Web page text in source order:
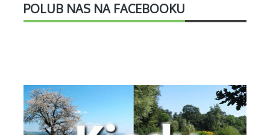
POLUB NAS NA FACEBOOKU